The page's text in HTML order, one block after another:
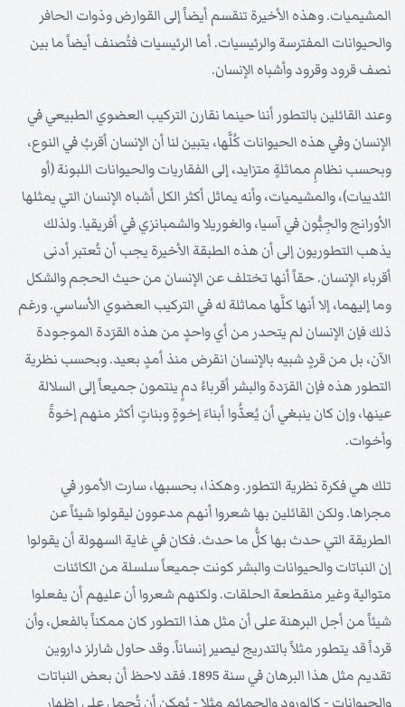
المشيميات. وهذه الأخيرة تنقسم أيضاً إلى القوارض وذوات الحافر
والحيوانات المفترسة والرئيسيات. أما الرئيسيات فتُصنف أيضاً ما بين
نصف قرود وقرود وأشباه الإنسان.
وعند القائلين بالتطور أننا حينما نقارن التركيب العضوي الطبيعي في
الإنسان وفي هذه الحيوانات كُلَّها، يتبين لنا أن الإنسان أقربُ في النوع،
وبحسب نظامِ مماثلةٍ متزايد، إلى الفقاريات والحيوانات اللبونة (أو
الثدييات)، والمشيميات، وأنه يماثل أكثر الكل أشباه الإنسان التي يمثلها
الأورانج والجِبُّون في آسيا، والغوريلا والشمبانزي في أفريقيا. ولذلك
يذهب التطوريون إلى أن هذه الطبقة الأخيرة يجب أن تُعتبر أدنى
أقرباء الإنسان. حقاً أنها تختلف عن الإنسان من حيث الحجم والشكل
وما إليهما، إلا أنها كلَّها مماثلة له في التركيب العضوي الأساسي. ورغم
ذلك فإن الإنسان لم يتحدر من أي واحدٍ من هذه القرَدة الموجودة
الآن، بل من قردٍ شبيه بالإنسان انقرض منذ أمدٍ بعيد. وبحسب نظرية
التطور هذه فإن القرَدة والبشر أقرباءُ دمٍ ينتمون جميعاً إلى السلالة
عينها، وإن كان ينبغي أن يُعدُّوا أبناءَ إخوةٍ وبناتٍ أكثر منهم إخوةً
وأخوات.
تلك هي فكرة نظرية التطور. وهكذا، بحسبها، سارت الأمور في
مجراها. ولكن القائلين بها شعروا أنهم مدعوون ليقولوا شيئاً عن
الطريقة التي حدث بها كلُّ ما حدث. فكان في غاية السهولة أن يقولوا
إن النباتات والحيوانات والبشر كونت جميعاً سلسلة من الكائنات
متوالية وغير منقطعة الحلقات. ولكنهم شعروا أن عليهم أن يفعلوا
شيئاً من أجل البرهنة على أن مثل هذا التطور كان ممكناً بالفعل، وأن
قرداً قد يتطور مثلاً بالتدريج ليصير إنساناً. وقد حاول شارلز داروين
تقديم مثل هذا البرهان في سنة 1895. فقد لاحظ أن بعض النباتات
والحيوانات - كالورود والحمائم مثلا - يُمكن أن تُحمل على إظهار